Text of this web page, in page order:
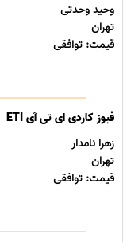
وحید وحدتی
تهران
قیمت: توافقی
فیوز کاردی ای تی آی ETI
زهرا نامدار
تهران
قیمت: توافقی